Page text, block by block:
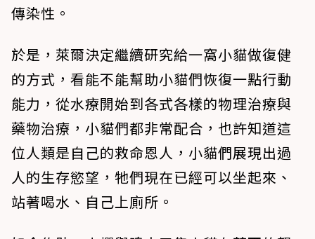
傳染性。
於是，萊爾決定繼續研究給一窩小貓做復健
的方式，看能不能幫助小貓們恢復一點行動
能力，從水療開始到各式各樣的物理治療與
藥物治療，小貓們都非常配合，也許知道這
位人類是自己的救命恩人，小貓們展現出過
人的生存慾望，牠們現在已經可以坐起來、
站著喝水、自己上廁所。